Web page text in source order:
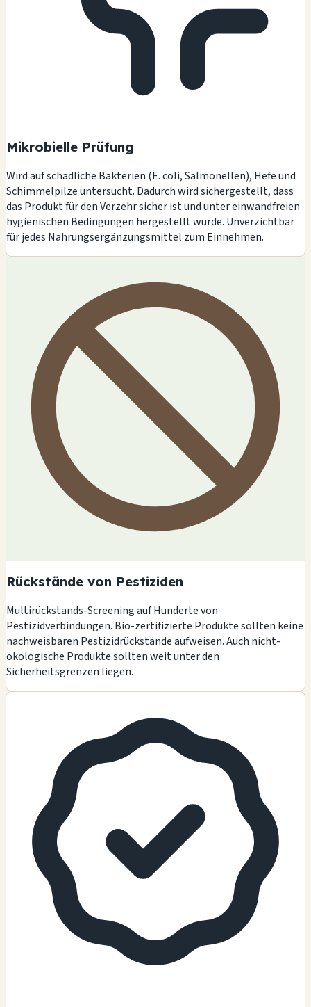
Mikrobielle Prüfung
Wird auf schädliche Bakterien (E. coli, Salmonellen), Hefe und
Schimmelpilze untersucht. Dadurch wird sichergestellt, dass
das Produkt für den Verzehr sicher ist und unter einwandfreien
hygienischen Bedingungen hergestellt wurde. Unverzichtbar
für jedes Nahrungsergänzungsmittel zum Einnehmen.
Rückstände von Pestiziden
Multirückstands-Screening auf Hunderte von
Pestizidverbindungen. Bio-zertifizierte Produkte sollten keine
nachweisbaren Pestizidrückstände aufweisen. Auch nicht-
ökologische Produkte sollten weit unter den
Sicherheitsgrenzen liegen.